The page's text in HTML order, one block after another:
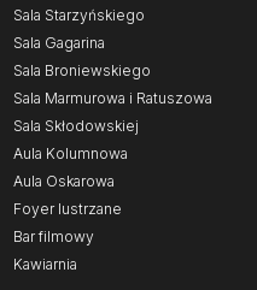
Sala Starzyńskiego
Sala Gagarina
Sala Broniewskiego
Sala Marmurowa i Ratuszowa
Sala Skłodowskiej
Aula Kolumnowa
Aula Oskarowa
Foyer lustrzane
Bar filmowy
Kawiarnia